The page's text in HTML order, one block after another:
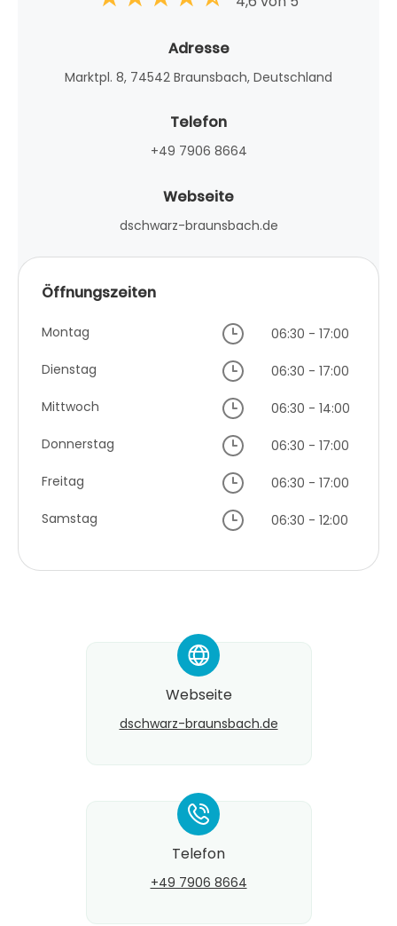
Adresse
Marktpl. 8, 74542 Braunsbach, Deutschland
Telefon
+49 7906 8664
Webseite
dschwarz-braunsbach.de
Öffnungszeiten
Montag
06:30 - 17:00
Dienstag
06:30 - 17:00
Mittwoch
06:30 - 14:00
Donnerstag
06:30 - 17:00
Freitag
06:30 - 17:00
Samstag
06:30 - 12:00
*
Webseite
dschwarz-braunsbach.de
*
Telefon
+49 7906 8664